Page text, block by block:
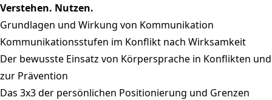
Verstehen. Nutzen.
Grundlagen und Wirkung von Kommunikation
Kommunikationsstufen im Konflikt nach Wirksamkeit
Der bewusste Einsatz von Körpersprache in Konflikten und
zur Prävention
Das 3x3 der persönlichen Positionierung und Grenzen